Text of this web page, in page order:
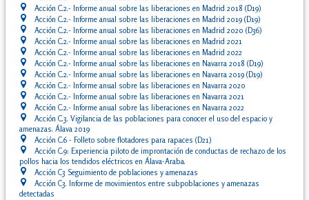
Acción C.2.- Informe anual sobre las liberaciones en Madrid 2018 (D19)
Acción C.2.- Informe anual sobre las liberaciones en Madrid 2019 (D19)
Acción C.2.- Informe anual sobre las liberaciones en Madrid 2020 (D36)
Acción C.2.- Informe anual sobre las liberaciones en Madrid 2021
Acción C.2.- Informe anual sobre las liberaciones en Madrid 2022
Acción C.2.- Informe anual sobre las liberaciones en Navarra 2018 (D19)
Acción C.2.- Informe anual sobre las liberaciones en Navarra 2019 (D19)
Acción C.2.- Informe anual sobre las liberaciones en Navarra 2020
Acción C.2.- Informe anual sobre las liberaciones en Navarra 2021
Acción C.2.- Informe anual sobre las liberaciones en Navarra 2022
Acción C.3. Vigilancia de las poblaciones para conocer el uso del espacio y
amenazas. Álava 2019
Acción C.6 - Folleto sobre flotadores para rapaces (D21)
Acción C.9: Experiencia piloto de improntación de conductas de rechazo de los
pollos hacia los tendidos eléctricos en Álava-Araba.
Acción C3 Seguimiento de poblaciones y amenazas
Acción C3. Informe de movimientos entre subpoblaciones y amenazas
detectadas